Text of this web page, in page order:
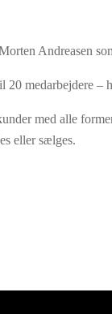
Andreasen
medarbejdere –
med alle
eller sælges.